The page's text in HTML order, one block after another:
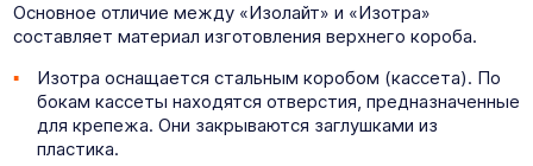
Основное отличие между «Изолайт» и «Изотра»
составляет материал изготовления верхнего короба.
Изотра оснащается стальным коробом (кассета). По
бокам кассеты находятся отверстия, предназначенные
для крепежа. Они закрываются заглушками из
пластика.